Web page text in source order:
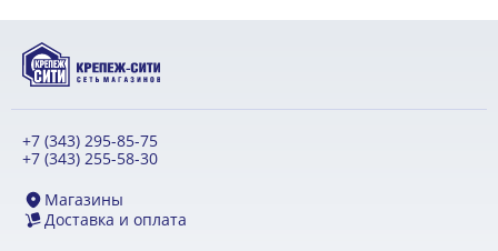
+7 (343) 295-85-75
+7 (343) 255-58-30
Магазины
Доставка и оплата